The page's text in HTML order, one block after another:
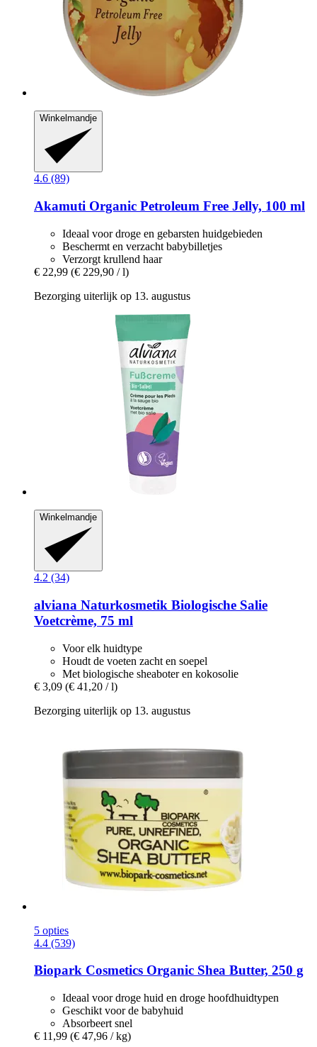
Winkelmandje
4.6 (89)
Akamuti Organic Petroleum Free Jelly, 100 ml
Ideaal voor droge en gebarsten huidgebieden
Beschermt en verzacht babybilletjes
Verzorgt krullend haar
€ 22,99 (€ 229,90 / l)
Bezorging uiterlijk op 13. augustus
Winkelmandje
4.2 (34)
alviana Naturkosmetik Biologische Salie
Voetcrème, 75 ml
Voor elk huidtype
Houdt de voeten zacht en soepel
Met biologische sheaboter en kokosolie
€ 3,09 (€ 41,20 / l)
Bezorging uiterlijk op 13. augustus
5 opties
4.4 (539)
Biopark Cosmetics Organic Shea Butter, 250 g
Ideaal voor droge huid en droge hoofdhuidtypen
Geschikt voor de babyhuid
Absorbeert snel
€ 11,99 (€ 47,96 / kg)